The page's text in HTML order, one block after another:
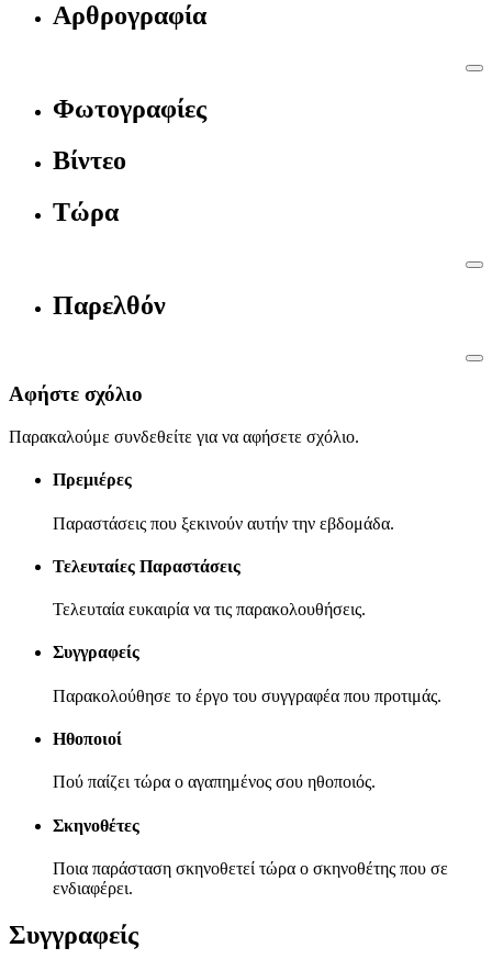
Αρθρογραφία
Φωτογραφίες
Βίντεο
Τώρα
Παρελθόν
Αφήστε σχόλιο
Παρακαλούμε συνδεθείτε για να αφήσετε σχόλιο.
Πρεμιέρες
Παραστάσεις που ξεκινούν αυτήν την εβδομάδα.
Τελευταίες Παραστάσεις
Τελευταία ευκαιρία να τις παρακολουθήσεις.
Συγγραφείς
Παρακολούθησε το έργο του συγγραφέα που προτιμάς.
Ηθοποιοί
Πού παίζει τώρα ο αγαπημένος σου ηθοποιός.
Σκηνοθέτες
Ποια παράσταση σκηνοθετεί τώρα ο σκηνοθέτης που σε
ενδιαφέρει.
Συγγραφείς